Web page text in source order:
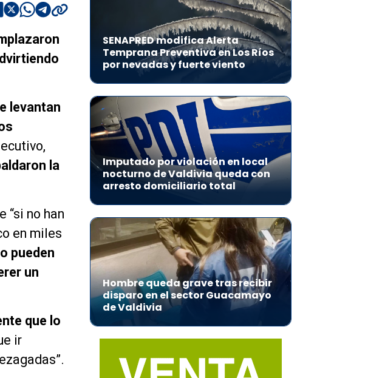
levantan
la
“si no han
en miles
pueden
un
que lo
ir
SENAPRED modifica Alerta
Temprana Preventiva en Los Ríos
por nevadas y fuerte viento
Imputado por violación en local
nocturno de Valdivia queda con
arresto domiciliario total
Hombre queda grave tras recibir
disparo en el sector Guacamayo
de Valdivia